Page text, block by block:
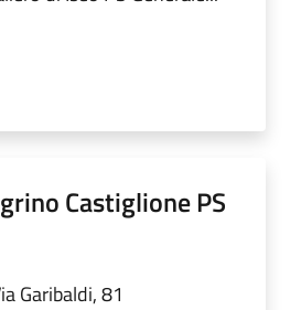
Castiglione PS
Garibaldi, 81